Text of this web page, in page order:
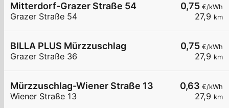
0,75 €/kWh
27,9 km
Mitterdorf-Grazer Straße 54
Grazer Straße 54
0,75 €/kWh
27,9 km
BILLA PLUS Mürzzuschlag
Grazer Straße 36
0,63 €/kWh
27,9 km
Mürzzuschlag-Wiener Straße 13
Wiener Straße 13